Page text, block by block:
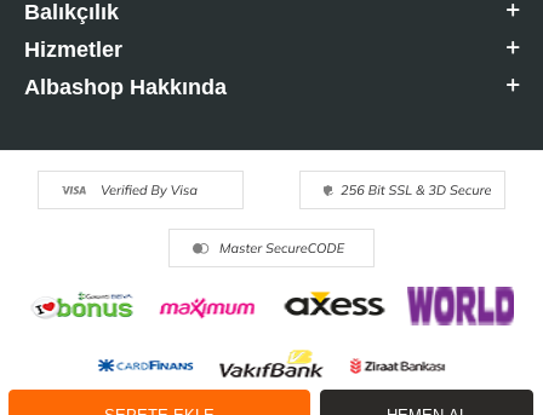
Balıkçılık
Hizmetler
Albashop Hakkında